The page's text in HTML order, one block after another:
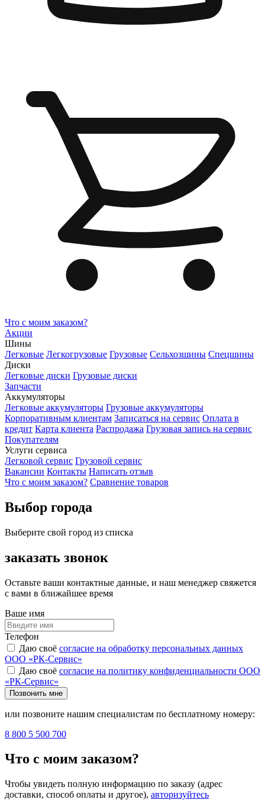
Что с моим заказом?
Акции
Шины
Легковые Легкогрузовые Грузовые Сельхозшины Спецшины
Диски
Легковые диски Грузовые диски
Запчасти
Аккумуляторы
Легковые аккумуляторы Грузовые аккумуляторы
Корпоративным клиентам Записаться на сервис Оплата в
кредит Карта клиента Распродажа Грузовая запись на сервис
Покупателям
Услуги сервиса
Легковой сервис Грузовой сервис
Вакансии Контакты Написать отзыв
Что с моим заказом? Сравнение товаров
Выбор города
Выберите свой город из списка
заказать звонок
Оставьте ваши контактные данные, и наш менеджер свяжется
с вами в ближайшее время
Ваше имя
Телефон
Даю своё согласие на обработку персональных данных
ООО «РК-Сервис»
Даю своё согласие на политику конфиденциальности ООО
«РК-Сервис»
Позвонить мне
или позвоните нашим специалистам по бесплатному номеру:
8 800 5 500 700
Что с моим заказом?
Чтобы увидеть полную информацию по заказу (адрес
доставки, способ оплаты и другое), авторизуйтесь